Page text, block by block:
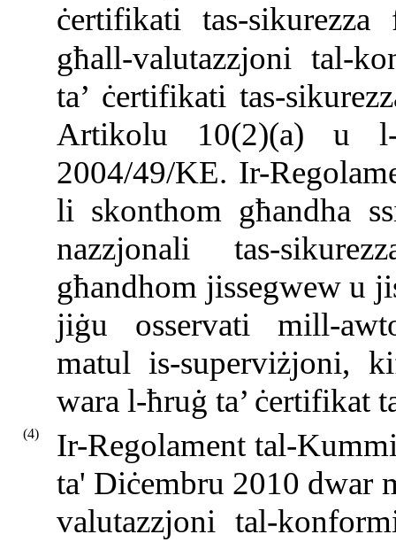
ċertifikati tas-
għall-valutazzjoni tal-
ta’ ċertifikati tas-
Artikolu 10(2)(a) u l-
2004/49/KE. Ir-
li skonthom għandha
nazzjonali tas-
għandhom jissegwew u
jiġu osservati mill-
matul is-superviżjoni,
wara l-ħruġ ta’ ċertifikat
(4)
Ir-Regolament tal-
ta' Diċembru 2010 dwar
valutazzjoni tal-